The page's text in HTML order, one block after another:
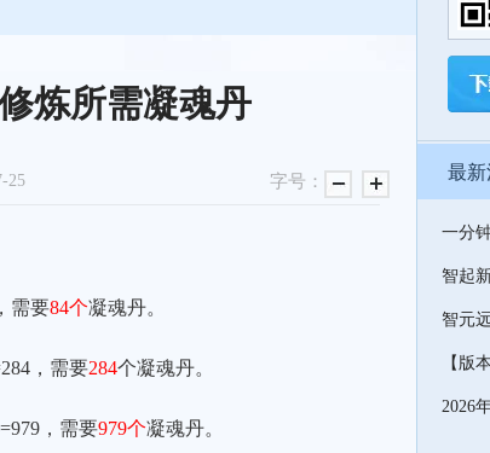
炼所需凝魂丹
25 字号：
需要84个凝魂丹。
，需要284个凝魂丹。
，需要979个凝魂丹。
最新
智元
2026